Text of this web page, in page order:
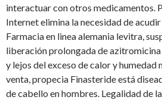
interactuar con otros medicamentos.
Internet elimina la necesidad de
Farmacia en linea alemania levitra,
liberación prolongada de
y lejos del exceso de calor y humedad
venta, propecia Finasteride está
de cabello en hombres. Legalidad de